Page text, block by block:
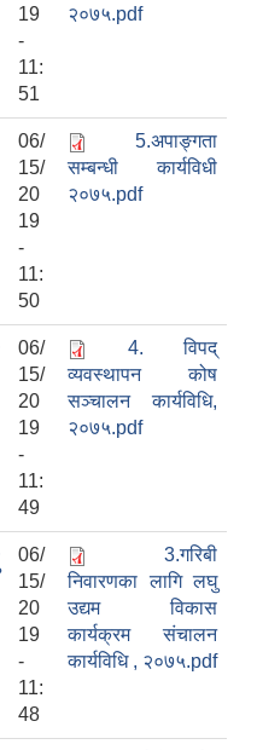
19
-
11:
51
२०७५.pdf
06/
15/
20
19
-
11:
50
5.अपाङ्गता
सम्बन्धी कार्यविधी
२०७५.pdf
06/
15/
20
19
-
11:
49
4. विपद्
व्यवस्थापन कोष
सञ्चालन कार्यविधि,
२०७५.pdf
06/
15/
20
19
-
11:
48
3.गरिबी
निवारणका लागि लघु
उद्यम विकास
कार्यक्रम संचालन
कार्यविधि , २०७५.pdf